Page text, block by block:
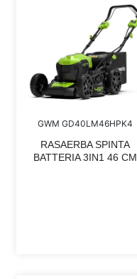
GWM GD40LM46HPK4
RASAERBA SPINTA
BATTERIA 3IN1 46 CM